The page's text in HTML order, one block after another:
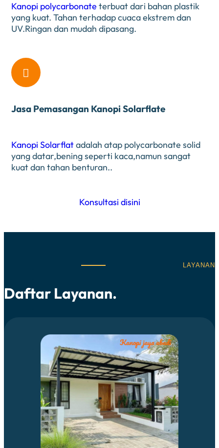
Kanopi polycarbonate terbuat dari bahan plastik
yang kuat. Tahan terhadap cuaca ekstrem dan
UV.Ringan dan mudah dipasang.

Jasa Pemasangan Kanopi Solarflate
Kanopi Solarflatadalah atap polycarbonate solid
yang datar,bening seperti kaca,namun sangat
kuat dan tahan benturan..
Konsultasi disini
LAYANAN
Daftar Layanan.